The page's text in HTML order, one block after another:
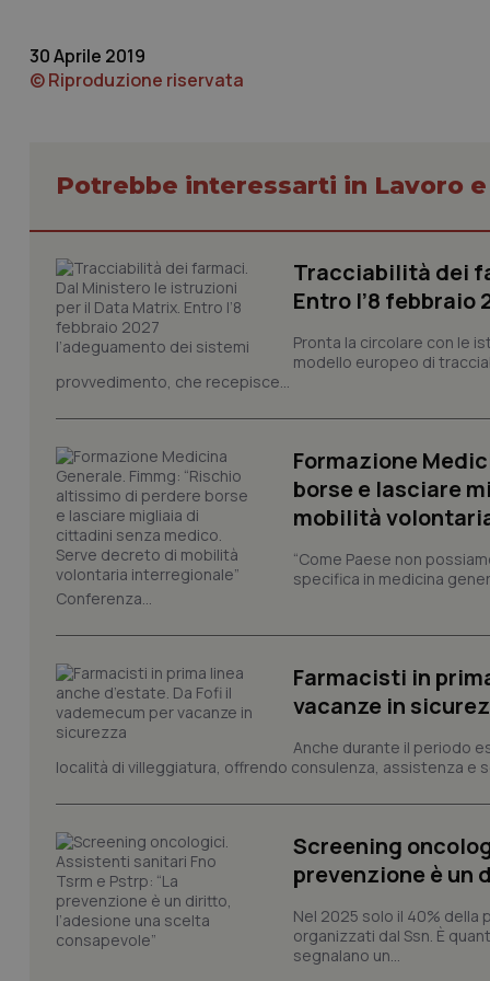
30 Aprile 2019
© Riproduzione riservata
Potrebbe interessarti in Lavoro
Tracciabilità dei
Entro l’8 febbraio
Pronta la circolare con le
modello europeo di
provvedimento, che recepisce...
Formazione
borse e lasciare
mobilità
“Come Paese non
specifica in medicina
Conferenza...
Farmacisti in
vacanze in
Anche durante il periodo
località di villeggiatura, offrendo consulenza, assistenza e
Screening
prevenzione è un
Nel 2025 solo il 40% della
organizzati dal Ssn. È
segnalano un...
tracking-sites-
tracking-enable
session-id
_ga_KM60CM4NPH
Nome